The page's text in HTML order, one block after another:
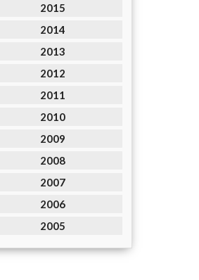
2015
2014
2013
2012
2011
2010
2009
2008
2007
2006
2005